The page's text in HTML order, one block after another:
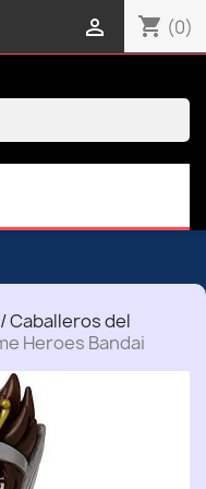
shopping_cart (0)

Caballeros del
Heroes Bandai